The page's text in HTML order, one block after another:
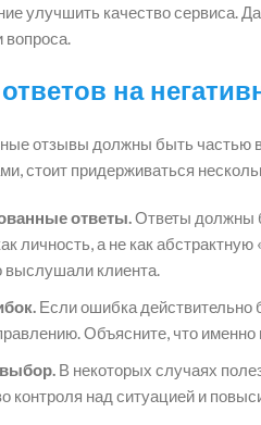
улучшить качество сервиса.
на
отзывы должны быть частью
стоит придерживаться
ответы. Ответы должны
личность, а не как
выслушали клиента.
Если ошибка действительно
Объясните, что
В некоторых случаях
контроля над ситуацией и